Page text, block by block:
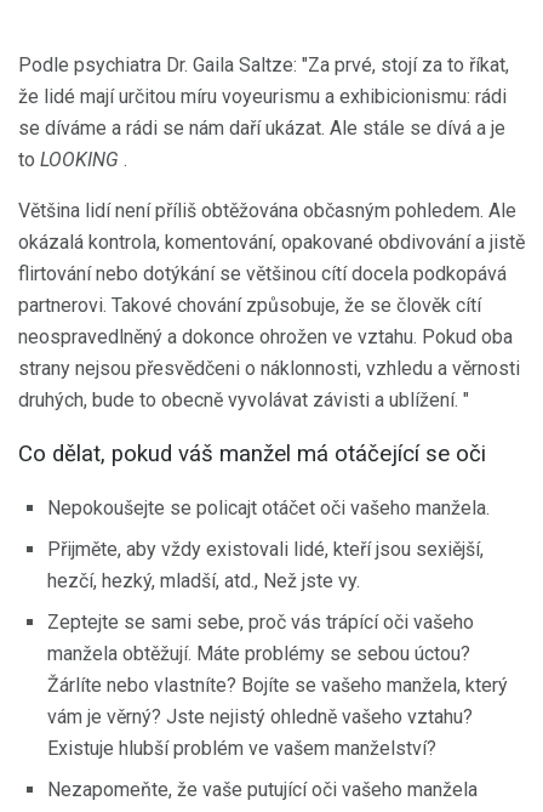
Podle psychiatra Dr. Gaila Saltze: "Za prvé, stojí za to říkat,
že lidé mají určitou míru voyeurismu a exhibicionismu: rádi
se díváme a rádi se nám daří ukázat. Ale stále se dívá a je
to LOOKING .
Většina lidí není příliš obtěžována občasným pohledem. Ale
okázalá kontrola, komentování, opakované obdivování a jistě
flirtování nebo dotýkání se většinou cítí docela podkopává
partnerovi. Takové chování způsobuje, že se člověk cítí
neospravedlněný a dokonce ohrožen ve vztahu. Pokud oba
strany nejsou přesvědčeni o náklonnosti, vzhledu a věrnosti
druhých, bude to obecně vyvolávat závisti a ublížení. "
Co dělat, pokud váš manžel má otáčející se oči
Nepokoušejte se policajt otáčet oči vašeho manžela.
Přijměte, aby vždy existovali lidé, kteří jsou sexiější,
hezčí, hezký, mladší, atd., Než jste vy.
Zeptejte se sami sebe, proč vás trápící oči vašeho
manžela obtěžují. Máte problémy se sebou úctou?
Žárlíte nebo vlastníte? Bojíte se vašeho manžela, který
vám je věrný? Jste nejistý ohledně vašeho vztahu?
Existuje hlubší problém ve vašem manželství?
Nezapomeňte, že vaše putující oči vašeho manžela